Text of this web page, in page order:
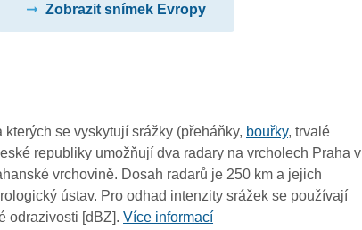
12:10
12:00
11:50
11:40
Zobrazit snímek Evropy
se vyskytují srážky (přeháňky, bouřky, trvalé
republiky umožňují dva radary na vrcholech Praha v
vrchovině. Dosah radarů je 250 km a jejich
ústav. Pro odhad intenzity srážek se používají
odrazivosti [dBZ].Více informací